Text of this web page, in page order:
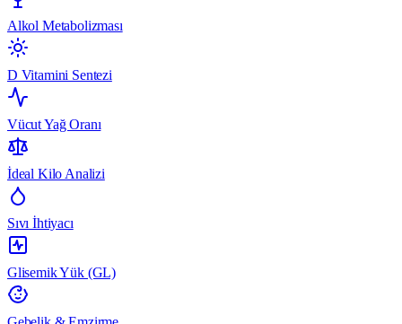
Alkol Metabolizması
D Vitamini Sentezi
Vücut Yağ Oranı
İdeal Kilo Analizi
Sıvı İhtiyacı
Glisemik Yük (GL)